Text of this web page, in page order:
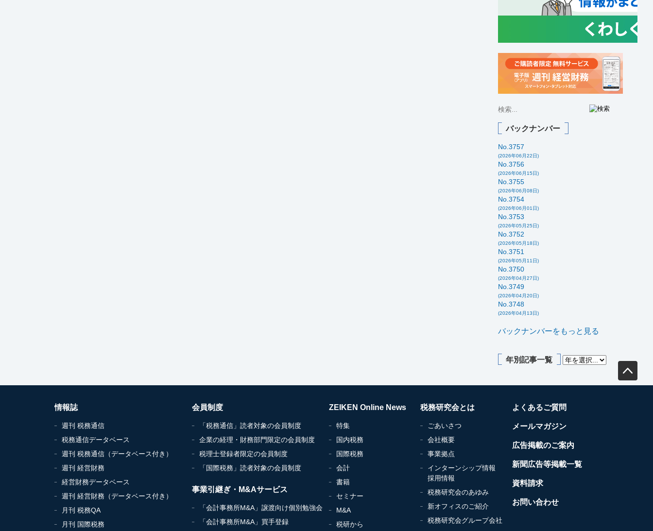
バックナンバー
No.3757
(2026年06月22日)
No.3756
(2026年06月15日)
No.3755
(2026年06月08日)
No.3754
(2026年06月01日)
No.3753
(2026年05月25日)
No.3752
(2026年05月18日)
No.3751
(2026年05月11日)
No.3750
(2026年04月27日)
No.3749
(2026年04月20日)
No.3748
(2026年04月13日)
バックナンバーをもっと見る
年別記事一覧
情報誌
週刊 税務通信
税務通信データベース
週刊 税務通信（データベース付き）
週刊 経営財務
経営財務データベース
週刊 経営財務（データベース付き）
月刊 税務QA
月刊 国際税務
会員制度
「税務通信」読者対象の会員制度
企業の経理・財務部門限定の会員制度
税理士登録者限定の会員制度
「国際税務」読者対象の会員制度
事業引継ぎ・M&Aサービス
「会計事務所M&A」譲渡向け個別勉強会
「会計事務所M&A」買手登録
ZEIKEN Online News
特集
国内税務
国際税務
会計
書籍
セミナー
M&A
税研から
税務研究会とは
ごあいさつ
会社概要
事業拠点
インターンシップ情報
採用情報
税務研究会のあゆみ
新オフィスのご紹介
税務研究会グループ会社
よくあるご質問
メールマガジン
広告掲載のご案内
新聞広告等掲載一覧
資料請求
お問い合わせ